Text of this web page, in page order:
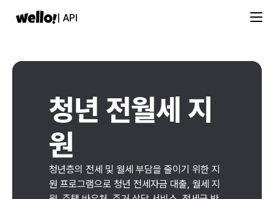
| API
청년 전월세 지
원
청년층의 전세 및 월세 부담을 줄이기 위한 지
원 프로그램으로 청년 전세자금 대출, 월세 지